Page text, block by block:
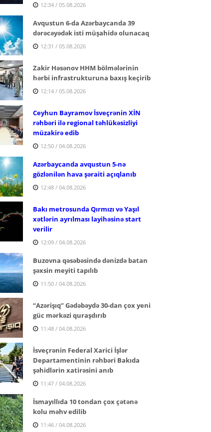
12:34 / 05.08.2026
Avqustun 6-da Azərbaycanda 39
dərəcəyədək isti müşahidə olunacaq
12:31 / 05.08.2026
Zakir Həsənov HHM bölmələrinin
hərbi infrastrukturuna baxış keçirib
12:14 / 05.08.2026
Ceyhun Bayramov İsveçrənin XİN
rəhbəri ilə regional təhlükəsizliyi
müzakirə edib
12:50 / 04.08.2026
Azərbaycanda avqustun 5-nə
gözlənilən hava şəraiti açıqlanıb
12:48 / 04.08.2026
Bakı metrosunda Qırmızı və Yaşıl
xətlərin ayrılması layihəsinə start
verilir
12:09 / 04.08.2026
Buzovna qəsəbəsində dənizdə batan
şəxsin meyiti tapılıb
11:50 / 04.08.2026
“Azərişıq” Gədəbəydə 30-dan çox yeni
güc mərkəzi quraşdırıb
11:48 / 04.08.2026
İsveçrənin Federal Xarici İşlər
Departamentinin rəhbəri Bakıda
şəhidlərin xatirəsini anıb
11:47 / 04.08.2026
İsmayıllıda 10 tondan çox çətənə
kolu məhv edilib
11:46 / 04.08.2026